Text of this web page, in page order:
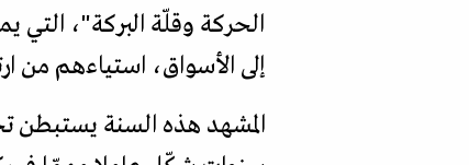
الحركة وقلّة البركة"، التي
إلى الأسواق، استياءهم من
المشهد هذه السنة يستبطن